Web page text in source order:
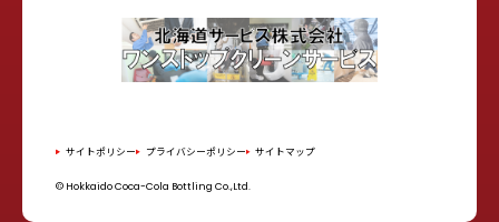
サイトポリシー プライバシーポリシー サイトマップ
© Hokkaido Coca-Cola Bottling Co.,Ltd.